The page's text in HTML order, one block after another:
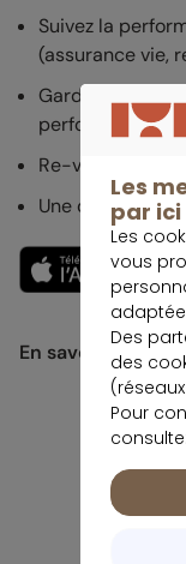
Suivez la
(assurance vie,
Gardez un oeil
performances
Re-versez
Une question ?
En savoir plus
Les
par ici
Les
vous
Des
des
Pour